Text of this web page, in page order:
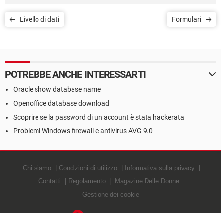
Livello di dati Formulari
POTREBBE ANCHE INTERESSARTI
Oracle show database name
Openoffice database download
Scoprire se la password di un account è stata hackerata
Problemi Windows firewall e antivirus AVG 9.0
Chi siamo Condizioni di utilizzo
Informativa sulla privacy
Contatti
Regolamento
Magazine Delle Donne
Gestione dei cookie